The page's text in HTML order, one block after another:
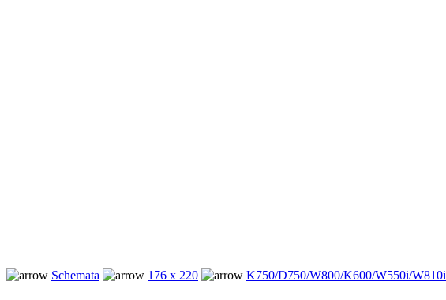
Schemata 176 x 220 K750/D750/W800/K600/W550i/W810i